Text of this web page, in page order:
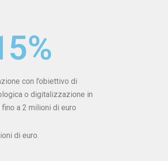
%
con l’obiettivo di
o digitalizzazione in
fino a 2 milioni di euro
di euro.